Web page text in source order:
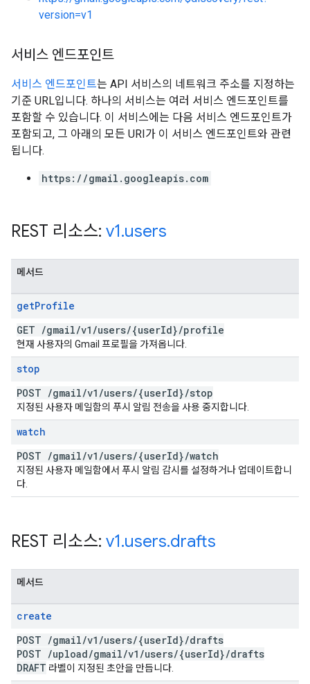
version=v1
서비스 엔드포인트
서비스 엔드포인트는 API 서비스의 네트워크 주소를 지정하는
기준 URL입니다. 하나의 서비스는 여러 서비스 엔드포인트를
포함할 수 있습니다. 이 서비스에는 다음 서비스 엔드포인트가
포함되고, 그 아래의 모든 URI가 이 서비스 엔드포인트와 관련
됩니다.
https://gmail.googleapis.com
REST 리소스: v1.users
메서드
getProfile
GET /gmail/v1 /users/{userId}/profile
현재 사용자의 Gmail 프로필을 가져옵니다.
stop
POST /gmail/v1 /users/{userId}/stop
지정된 사용자 메일함의 푸시 알림 전송을 사용 중지합니다.
watch
POST /gmail/v1 /users/{userId}/watch
지정된 사용자 메일함에서 푸시 알림 감시를 설정하거나 업데이트합니
다.
REST 리소스: v1.users.drafts
메서드
create
POST /gmail/v1 /users/{userId}/drafts
POST /upload/gmail/v1 /users/{userId}/drafts
DRAFT 라벨이 지정된 초안을 만듭니다.